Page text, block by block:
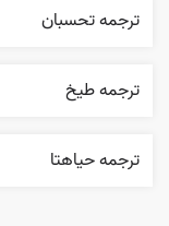
ترجمه تحسبان
ترجمه طيخ
ترجمه حياهتا